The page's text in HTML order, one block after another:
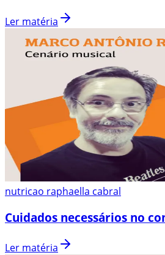
Ler matéria
nutricao raphaella cabral
Cuidados necessários no
Ler matéria